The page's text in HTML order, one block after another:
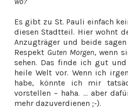
Es gibt zu St. Pauli einfach
diesen Stadtteil. Hier wohnt
Anzugträger und beide
Respekt Guten Morgen, wenn
sehen. Das finde ich gut
heile Welt vor. Wenn ich
habe, könnte ich mir
vorstellen – haha. ... aber
mehr dazuverdienen ;-).